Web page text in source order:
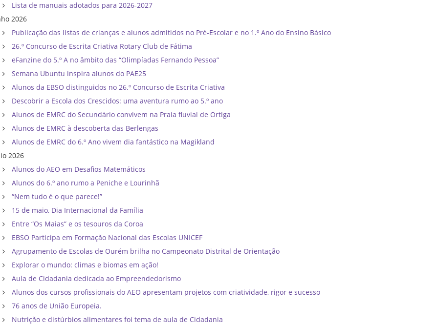
Lista de manuais adotados para 2026-2027
2026
Publicação das listas de crianças e alunos admitidos no Pré-Escolar e no 1.º Ano do Ensino Básico
26.º Concurso de Escrita Criativa Rotary Club de Fátima
eFanzine do 5.º A no âmbito das “Olimpíadas Fernando Pessoa”
Semana Ubuntu inspira alunos do PAE25
Alunos da EBSO distinguidos no 26.º Concurso de Escrita Criativa
Descobrir a Escola dos Crescidos: uma aventura rumo ao 5.º ano
Alunos de EMRC do Secundário convivem na Praia fluvial de Ortiga
Alunos de EMRC à descoberta das Berlengas
Alunos de EMRC do 6.º Ano vivem dia fantástico na Magikland
2026
Alunos do AEO em Desafios Matemáticos
Alunos do 6.º ano rumo a Peniche e Lourinhã
“Nem tudo é o que parece!”
15 de maio, Dia Internacional da Família
Entre “Os Maias” e os tesouros da Coroa
EBSO Participa em Formação Nacional das Escolas UNICEF
Agrupamento de Escolas de Ourém brilha no Campeonato Distrital de Orientação ​
Explorar o mundo: climas e biomas em ação!
Aula de Cidadania dedicada ao Empreendedorismo
Alunos dos cursos profissionais do AEO apresentam projetos com criatividade, rigor e sucesso
76 anos de União Europeia.
Nutrição e distúrbios alimentares foi tema de aula de Cidadania